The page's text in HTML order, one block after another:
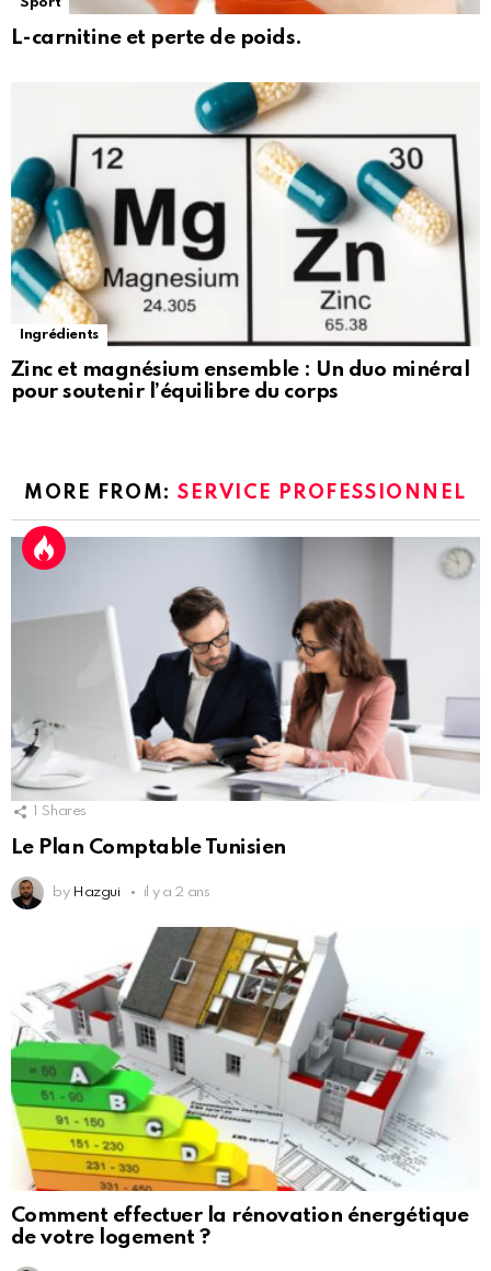
L-carnitine et perte de poids.
Ingrédients
Zinc et magnésium ensemble : Un duo minéral
pour soutenir l’équilibre du corps
MORE FROM:SERVICE PROFESSIONNEL
1 Shares
Le Plan Comptable Tunisien
by Hazgui il y a 2 ans
Comment effectuer la rénovation énergétique
de votre logement ?